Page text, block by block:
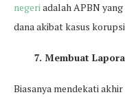
negeriadalah APBN
dana akibat kasus
7. Membuat
Biasanya mendekati